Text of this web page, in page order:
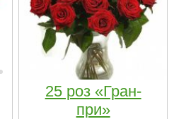
25 роз «Гран-
при»